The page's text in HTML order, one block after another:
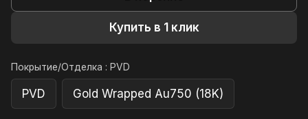
Купить в 1 клик
Покрытие/Отделка : PVD
PVD Gold Wrapped Au750 (18K)